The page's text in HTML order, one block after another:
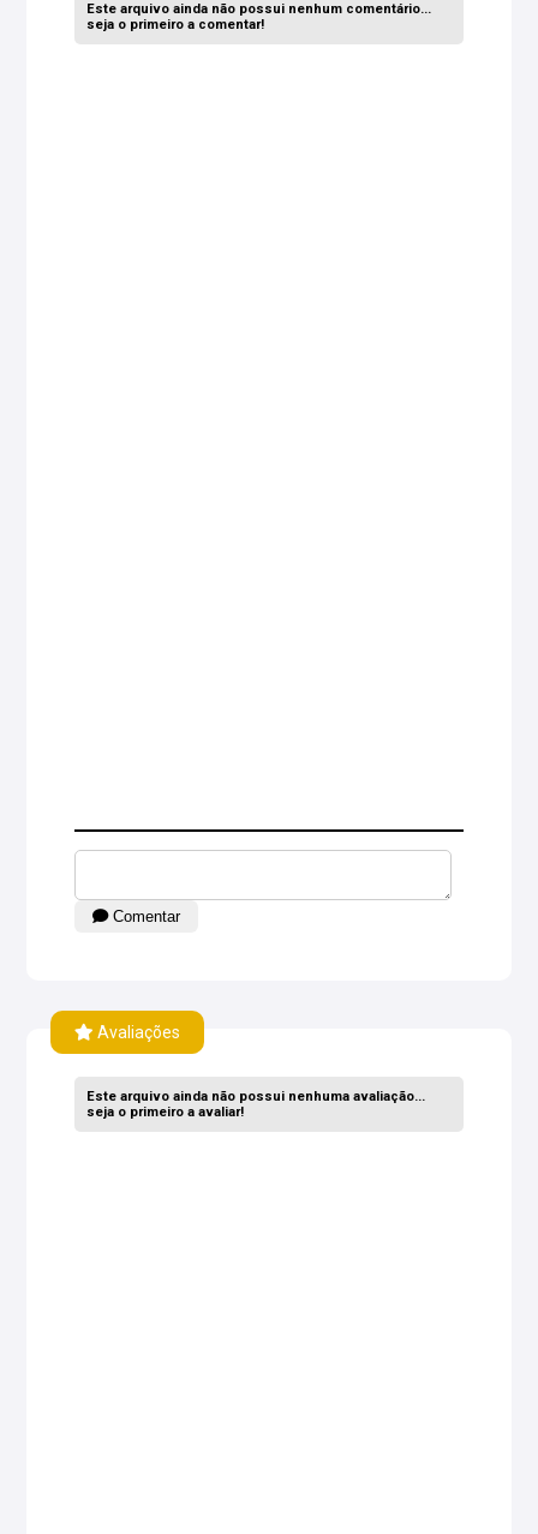
Este arquivo ainda não possui nenhum comentário...
seja o primeiro a comentar!
Comentar
Avaliações
Este arquivo ainda não possui nenhuma avaliação...
seja o primeiro a avaliar!